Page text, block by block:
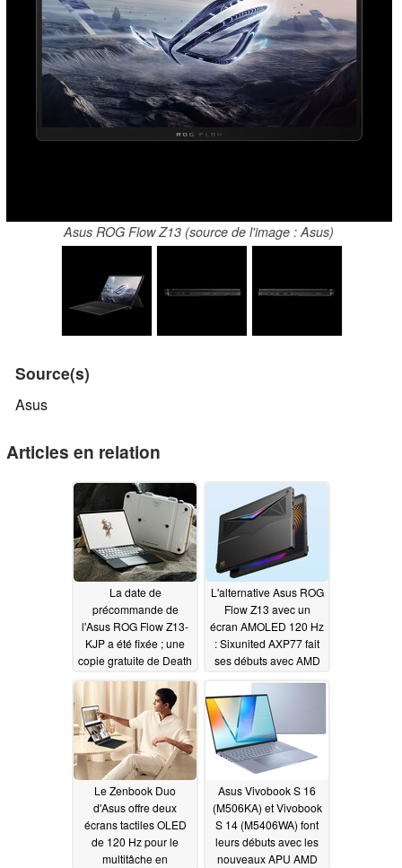
Asus ROG Flow Z13 (source de l'image : Asus)
Source(s)
Asus
Articles en relation
La date de
précommande de
l'Asus ROG Flow Z13-
KJP a été fixée ; une
copie gratuite de Death
02/15/2026
L'alternative Asus ROG
Flow Z13 avec un
écran AMOLED 120 Hz
: Sixunited AXP77 fait
ses débuts avec AMD
Le Zenbook Duo
d'Asus offre deux
écrans tactiles OLED
de 120 Hz pour le
multitâche en
Asus Vivobook S 16
(M506KA) et Vivobook
S 14 (M5406WA) font
leurs débuts avec les
nouveaux APU AMD